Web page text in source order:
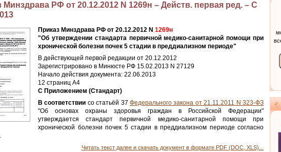
Минздрава РФ от 20.12.2012 N 1269н – Действ. первая ред. – С
Приказ Минздрава РФ от 20.12.2012 N 1269н
"Об утверждении стандарта первичной медико-санитарной помощи при
хронической болезни почек 5 стадии в преддиализном периоде"
В действующей первой редакции от 20.12.2012
Зарегистрировано в Минюсте РФ 15.02.2013 N 27129
Начало действия документа: 22.06.2013
12 страниц А4
С Приложением (Стандарт)
В соответствии со статьёй 37Федерального закона от 21.11.2011 N 323-ФЗ
"Об основах охраны здоровья граждан в Российской Федерации"
утверждается стандарт первичной медико-санитарной помощи при
хронической болезни почек 5 стадии в преддиализном периоде согласно
Читать текст далее и скачать документ в формате PDF (DOC, XLS)...